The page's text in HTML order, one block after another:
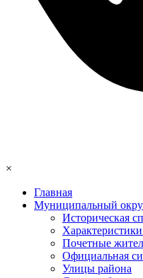
×
Главная
Муниципальный
Историческая
Почетные
Официальная
Улицы района